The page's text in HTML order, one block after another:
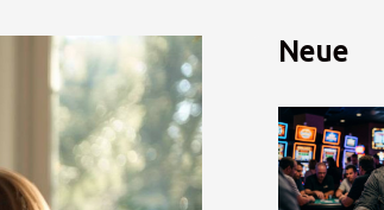
Neue